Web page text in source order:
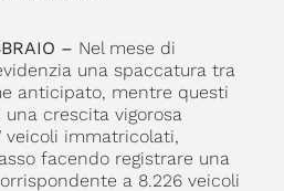
– Nel mese di
una spaccatura tra
anticipato, mentre questi
crescita vigorosa
veicoli immatricolati,
facendo registrare una
a 8.226 veicoli